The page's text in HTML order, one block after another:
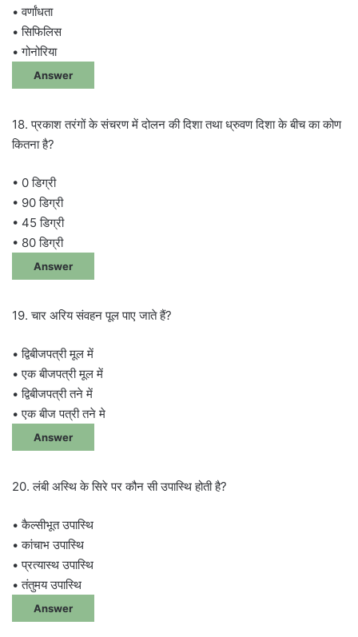
• वर्णांधता
• सिफिलिस
• गोनोरिया
Answer
18. प्रकाश तरंगों के संचरण में दोलन की दिशा तथा ध्रुवण दिशा के बीच का कोण
कितना है?
• 0 डिग्री
• 90 डिग्री
• 45 डिग्री
• 80 डिग्री
Answer
19. चार अरिय संवहन पूल पाए जाते हैं?
• द्विबीजपत्री मूल में
• एक बीजपत्री मूल में
• द्विबीजपत्री तने में
• एक बीज पत्री तने मे
Answer
20. लंबी अस्थि के सिरे पर कौन सी उपास्थि होती है?
• कैल्सीभूत उपास्थि
• कांचाभ उपास्थि
• प्रत्यास्थ उपास्थि
• तंतुमय उपास्थि
Answer